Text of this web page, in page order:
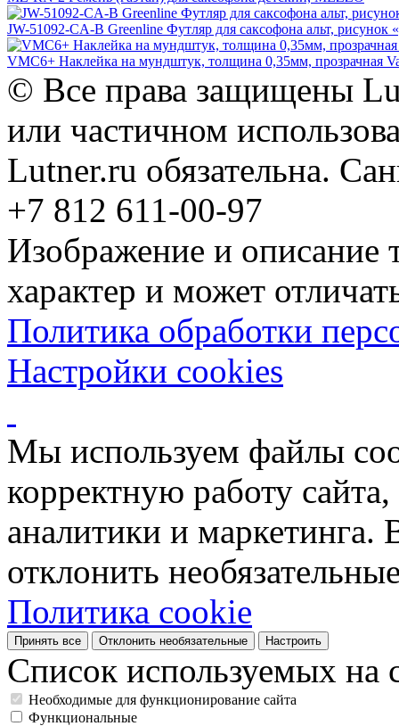
JW-51092-CA-B Greenline Футляр для саксофона альт, рисунок
VMC6+ Наклейка на мундштук, толщина 0,35мм, прозрачная
© Все права защищены
или частичном
Lutner.ru обязательна.
+7 812 611-00-97
Изображение и описание
характер и может
Политика обработки
Настройки cookies
Мы используем файлы
корректную работу
аналитики и
отклонить
Политика cookie
Принять все Отклонить необязательные Настроить
Список используемых на
Необходимые для функционирование сайта
Функциональные